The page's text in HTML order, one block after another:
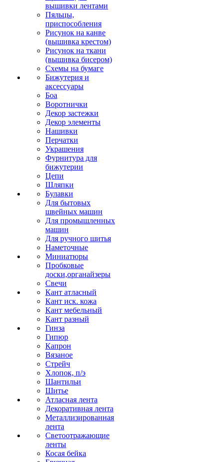
вышивки лентами
Пяльцы,
приспособления
Рисунок на канве
(вышивка крестом)
Рисунок на ткани
(вышивка бисером)
Схемы на бумаге
Бижутерия и
аксессуары
Боа
Воротнички
Декор застежки
Декор элементы
Нашивки
Перчатки
Украшения
Фурнитура для
бижутерии
Цепи
Шляпки
Булавки
Для бытовых
швейных машин
Для промышленных
машин
Для ручного шитья
Наметочные
Миниатюры
Пробковые
доски,органайзеры
Свечи
Кант атласный
Кант иск. кожа
Кант мебельный
Кант разный
Гинза
Гипюр
Капрон
Вязаное
Стрейч
Хлопок, п/э
Шантильи
Шитье
Атласная лента
Декоративная лента
Металлизированная
лента
Светоотражающие
ленты
Косая бейка